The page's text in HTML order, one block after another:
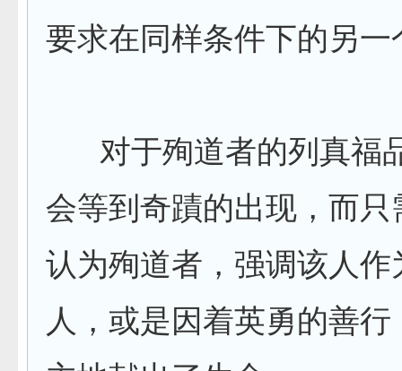
要求在同样条件下的另一
对于殉道者的列真福
会等到奇蹟的出现，而只
认为殉道者，强调该人作
人，或是因着英勇的善